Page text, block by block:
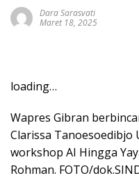
Dara Sarasvati
Maret 18, 2025
loading…
Wapres Gibran
Clarissa
workshop AI Hingga
Rohman. FOTO/